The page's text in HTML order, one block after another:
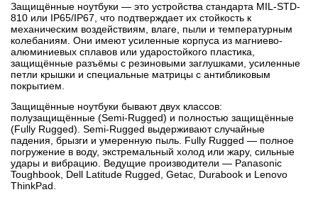
Защищённые ноутбуки — это устройства стандарта MIL-STD-
810 или IP65/IP67, что подтверждает их стойкость к
механическим воздействиям, влаге, пыли и температурным
колебаниям. Они имеют усиленные корпуса из магниево-
алюминиевых сплавов или ударостойкого пластика,
защищённые разъёмы с резиновыми заглушками, усиленные
петли крышки и специальные матрицы с антибликовым
покрытием.
Защищённые ноутбуки бывают двух классов:
полузащищённые (Semi-Rugged) и полностью защищённые
(Fully Rugged). Semi-Rugged выдерживают случайные
падения, брызги и умеренную пыль. Fully Rugged — полное
погружение в воду, экстремальный холод или жару, сильные
удары и вибрацию. Ведущие производители — Panasonic
Toughbook, Dell Latitude Rugged, Getac, Durabook и Lenovo
ThinkPad.